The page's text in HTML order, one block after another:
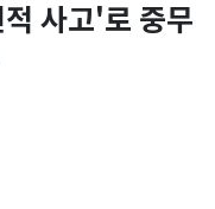
사고'로 중무